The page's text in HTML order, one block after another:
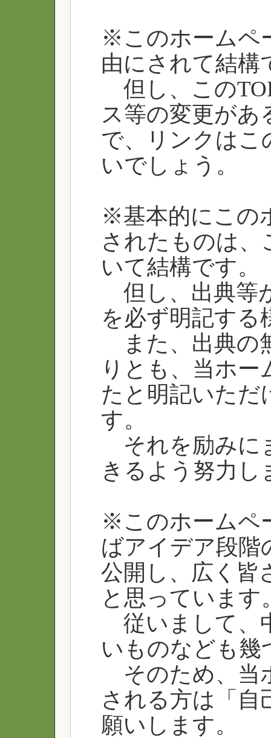
※このホームペ
由にされて結構
但し、この
ス等の変更が
で、リンクはこ
いでしょう。
※基本的にこの
されたものは、
いて結構です。
但し、出典等
を必ず明記する
また、出典の
りとも、当ホ
たと明記いただ
す。
それを励みに
きるよう努力し
※このホームペ
ばアイデア段階
公開し、広く皆
と思っています
従いまして、
いものなども幾
そのため、当
される方は「自
願いします。